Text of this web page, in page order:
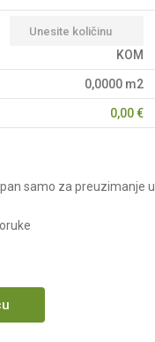
KOM
0,0000 m2
0,00€
samo za preuzimanje u